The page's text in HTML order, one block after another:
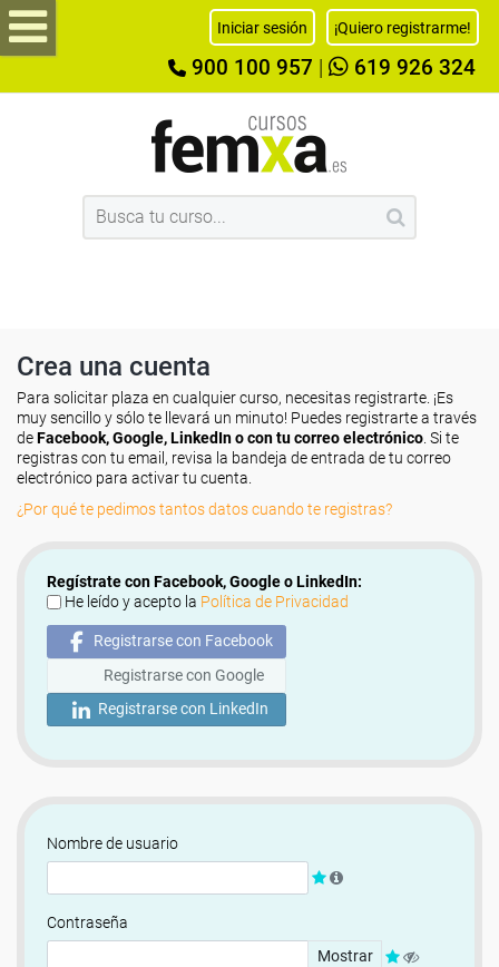
Iniciar sesión ¡Quiero registrarme!
900 100 957 619 926 324
Crea una cuenta
Para solicitar plaza en cualquier curso, necesitas registrarte. ¡Es
muy sencillo y sólo te llevará un minuto! Puedes registrarte a través
deFacebook, Google, LinkedIn o con tu correo electrónico . Si te
registras con tu email, revisa la bandeja de entrada de tu correo
electrónico para activar tu cuenta.
¿Por qué te pedimos tantos datos cuando te registras?
Regístrate con Facebook, Google o LinkedIn:
He leído y acepto la Política de Privacidad
Registrarse con Facebook
Registrarse con Google
Registrarse con LinkedIn
Nombre de usuario
Contraseña
Mostrar